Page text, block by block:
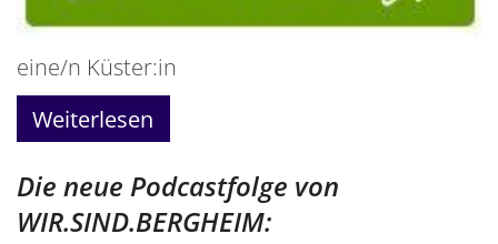
eine/n Küster:in
Weiterlesen
Die neue Podcastfolge von
WIR.SIND.BERGHEIM: